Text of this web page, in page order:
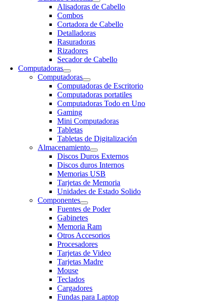
Alisadoras de Cabello
Combos
Cortadora de Cabello
Detalladoras
Rasuradoras
Rizadores
Secador de Cabello
Computadoras
Computadoras
Computadoras de Escritorio
Computadoras portatiles
Computadoras Todo en Uno
Gaming
Mini Computadoras
Tabletas
Tabletas de Digitalización
Almacenamiento
Discos Duros Externos
Discos duros Internos
Memorias USB
Tarjetas de Memoria
Unidades de Estado Solido
Componentes
Fuentes de Poder
Gabinetes
Memoria Ram
Otros Accesorios
Procesadores
Tarjetas de Video
Tarjetas Madre
Mouse
Teclados
Cargadores
Fundas para Laptop